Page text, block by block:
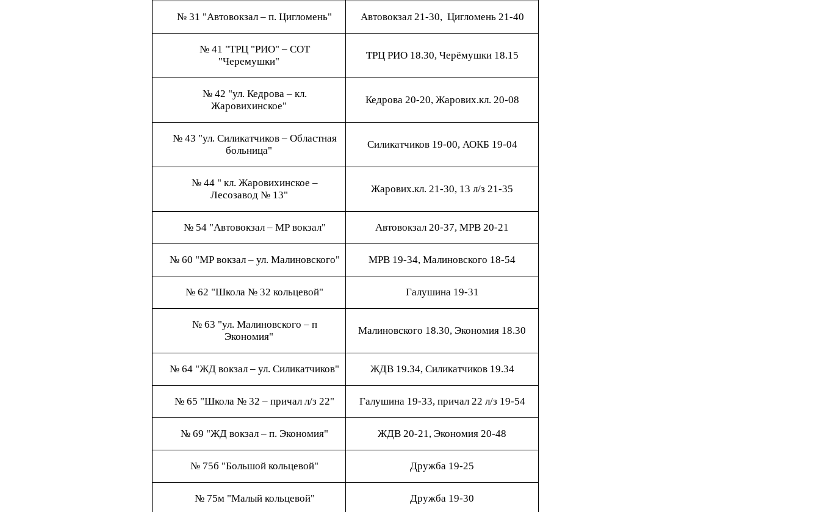
№ 31 "Автовокзал – п. Цигломень" Автовокзал 21-30, Цигломень 21-40
№ 41 "ТРЦ "РИО" – СОТ
"Черемушки"
ТРЦ РИО 18.30, Черёмушки 18.15
№ 42 "ул. Кедрова – кл.
Жаровихинское"
Кедрова 20-20, Жарових.кл. 20-08
№ 43 "ул. Силикатчиков – Областная
больница"
Силикатчиков 19-00, АОКБ 19-04
№ 44 " кл. Жаровихинское –
Лесозавод № 13"
Жарових.кл. 21-30, 13 л/з 21-35
№ 54 "Автовокзал – МР вокзал" Автовокзал 20-37, МРВ 20-21
№ 60 "МР вокзал – ул. Малиновского" МРВ 19-34, Малиновского 18-54
№ 62 "Школа № 32 кольцевой" Галушина 19-31
№ 63 "ул. Малиновского – п
Экономия"
Малиновского 18.30, Экономия 18.30
№ 64 "ЖД вокзал – ул. Силикатчиков" ЖДВ 19.34, Силикатчиков 19.34
№ 65 "Школа № 32 – причал л/з 22" Галушина 19-33, причал 22 л/з 19-54
№ 69 "ЖД вокзал – п. Экономия" ЖДВ 20-21, Экономия 20-48
№ 75б "Большой кольцевой" Дружба 19-25
№ 75м "Малый кольцевой" Дружба 19-30